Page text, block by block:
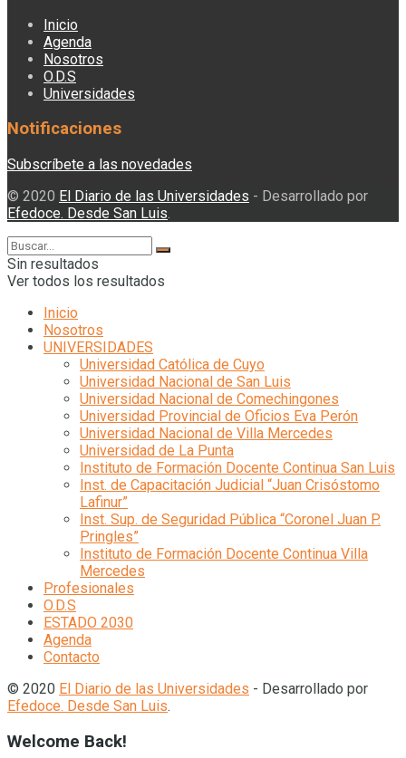
Inicio
Agenda
Nosotros
O.D.S
Universidades
Notificaciones
Subscríbete a las novedades
© 2020 El Diario de las Universidades - Desarrollado por
Efedoce. Desde San Luis.
Sin resultados
Ver todos los resultados
Inicio
Nosotros
UNIVERSIDADES
Universidad Católica de Cuyo
Universidad Nacional de San Luis
Universidad Nacional de Comechingones
Universidad Provincial de Oficios Eva Perón
Universidad Nacional de Villa Mercedes
Universidad de La Punta
Instituto de Formación Docente Continua San Luis
Inst. de Capacitación Judicial “Juan Crisóstomo
Lafinur”
Inst. Sup. de Seguridad Pública “Coronel Juan P.
Pringles”
Instituto de Formación Docente Continua Villa
Mercedes
Profesionales
O.D.S
ESTADO 2030
Agenda
Contacto
© 2020 El Diario de las Universidades - Desarrollado por
Efedoce. Desde San Luis.
Welcome Back!